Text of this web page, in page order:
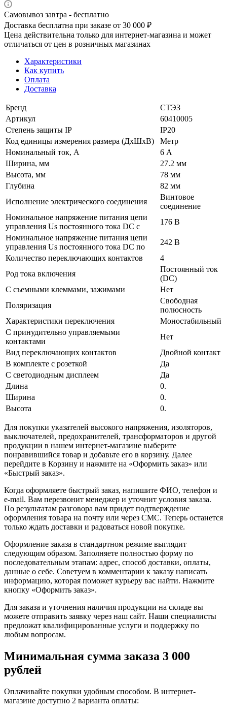
Самовывоз завтра - бесплатно
Доставка бесплатна при заказе от 30 000 ₽
Цена действительна только для интернет-магазина и может
отличаться от цен в розничных магазинах
Характеристики
Как купить
Оплата
Доставка
Бренд
СТЭЗ
Артикул
60410005
Степень защиты IP
IP20
Код единицы измерения размера (ДхШхВ)
Метр
Номинальный ток, А
6 А
Ширина, мм
27.2 мм
Высота, мм
78 мм
Глубина
82 мм
Исполнение электрического соединения
Винтовое
соединение
Номинальное напряжение питания цепи
управления Us постоянного тока DC с
176 В
Номинальное напряжение питания цепи
управления Us постоянного тока DC по
242 В
Количество переключающих контактов
4
Род тока включения
Постоянный ток
(DC)
С съемными клеммами, зажимами
Нет
Поляризация
Свободная
полюсность
Характеристики переключения
Моностабильный
С принудительно управляемыми
контактами
Нет
Вид переключающих контактов
Двойной контакт
В комплекте с розеткой
Да
С светодиодным дисплеем
Да
Длина
0.
Ширина
0.
Высота
0.
Для покупки указателей высокого напряжения, изоляторов,
выключателей, предохранителей, трансформаторов и другой
продукции в нашем интернет-магазине выберите
понравившийся товар и добавьте его в корзину. Далее
перейдите в Корзину и нажмите на «Оформить заказ» или
«Быстрый заказ».
Когда оформляете быстрый заказ, напишите ФИО, телефон и
e-mail. Вам перезвонит менеджер и уточнит условия заказа.
По результатам разговора вам придет подтверждение
оформления товара на почту или через СМС. Теперь останется
только ждать доставки и радоваться новой покупке.
Оформление заказа в стандартном режиме выглядит
следующим образом. Заполняете полностью форму по
последовательным этапам: адрес, способ доставки, оплаты,
данные о себе. Советуем в комментарии к заказу написать
информацию, которая поможет курьеру вас найти. Нажмите
кнопку «Оформить заказ».
Для заказа и уточнения наличия продукции на складе вы
можете отправить заявку через наш сайт. Наши специалисты
предложат квалифицированные услуги и поддержку по
любым вопросам.
Минимальная сумма заказа 3 000
рублей
Оплачивайте покупки удобным способом. В интернет-
магазине доступно 2 варианта оплаты: